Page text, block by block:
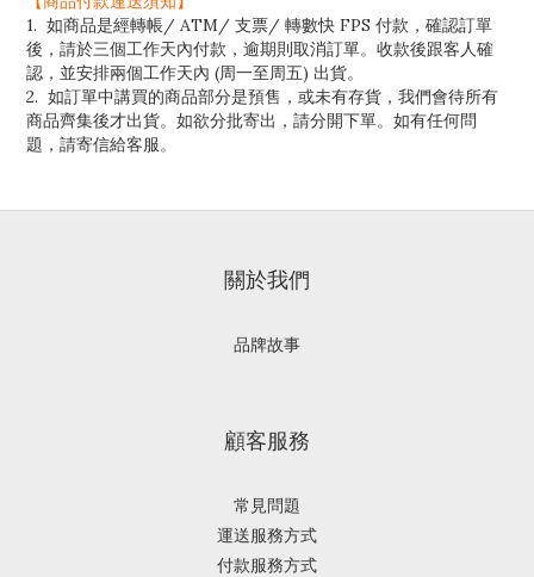
1. 如商品是經轉帳/ ATM/ 支票/ 轉數快 FPS 付款，確認訂單
後，請於三個工作天內付款，逾期則取消訂單。收款後跟客人確
認，並安排兩個工作天內 (周一至周五) 出貨。
2. 如訂單中講買的商品部分是預售，或未有存貨，我們會待所有
商品齊集後才出貨。如欲分批寄出，請分開下單。如有任何問
題，請寄信給客服。
關於我們
品牌故事
顧客服務
常見問題
運送服務方式
付款服務方式